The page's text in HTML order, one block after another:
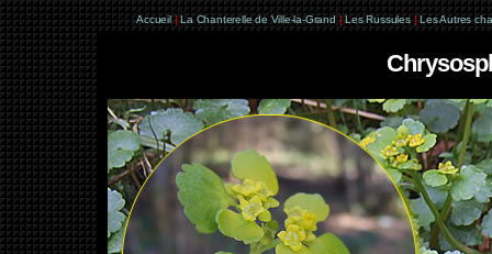
Accueil | La Chanterelle de Ville-la-Grand | Les Russules | Les Autres